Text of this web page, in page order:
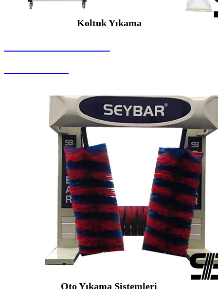
Koltuk Yıkama
Oto Yıkama Sistemleri